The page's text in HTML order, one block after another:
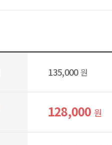
135,000 원
128,000 원